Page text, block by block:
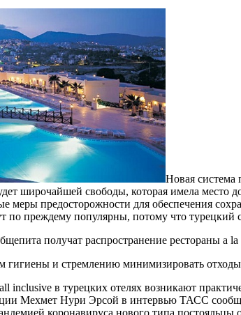
Новая система
широчайшей свободы, которая имела место
меры предосторожности для обеспечения
по преждему популярны, потому что турецкий
получат распространение рестораны
гигиены и стремлению минимизировать
inclusive в турецких отелях возникают
Мехмет Нури Эрсой в интервью ТАСС